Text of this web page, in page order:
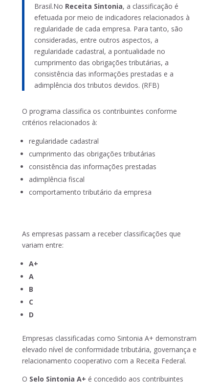
Brasil.No Receita Sintonia, a classificação é
efetuada por meio de indicadores relacionados à
regularidade de cada empresa. Para tanto, são
consideradas, entre outros aspectos, a
regularidade cadastral, a pontualidade no
cumprimento das obrigações tributárias, a
consistência das informações prestadas e a
adimplência dos tributos devidos. (RFB)
O programa classifica os contribuintes conforme
critérios relacionados à:
regularidade cadastral
cumprimento das obrigações tributárias
consistência das informações prestadas
adimplência fiscal
comportamento tributário da empresa
As empresas passam a receber classificações que
variam entre:
A+
A
B
C
D
Empresas classificadas como Sintonia A+ demonstram
elevado nível de conformidade tributária, governança e
relacionamento cooperativo com a Receita Federal.
O Selo Sintonia A+ é concedido aos contribuintes